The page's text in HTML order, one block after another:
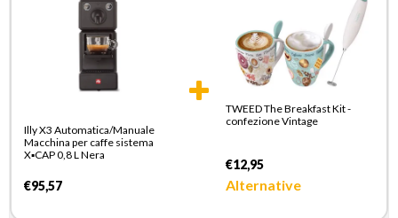
Illy X3 Automatica/Manuale
Macchina per caffe sistema
X▪CAP 0,8 L Nera
€95,57
TWEED The Breakfast Kit -
confezione Vintage
€12,95
Alternative